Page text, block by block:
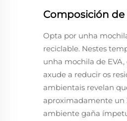
Composición de
Opta por unha
reciclable. Nestes
unha mochila de
axude a reducir os
ambientais revelan
aproximadamente un
ambiente gaña